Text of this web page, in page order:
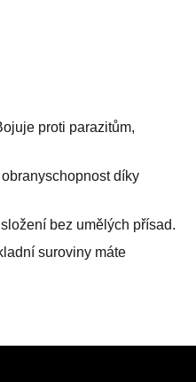
proti parazitům,
díky
bez umělých přísad.
suroviny máte